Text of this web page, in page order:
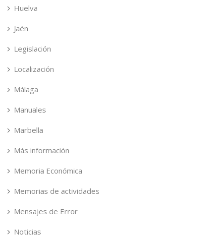
Huelva
Jaén
Legislación
Localización
Málaga
Manuales
Marbella
Más información
Memoria Económica
Memorias de actividades
Mensajes de Error
Noticias